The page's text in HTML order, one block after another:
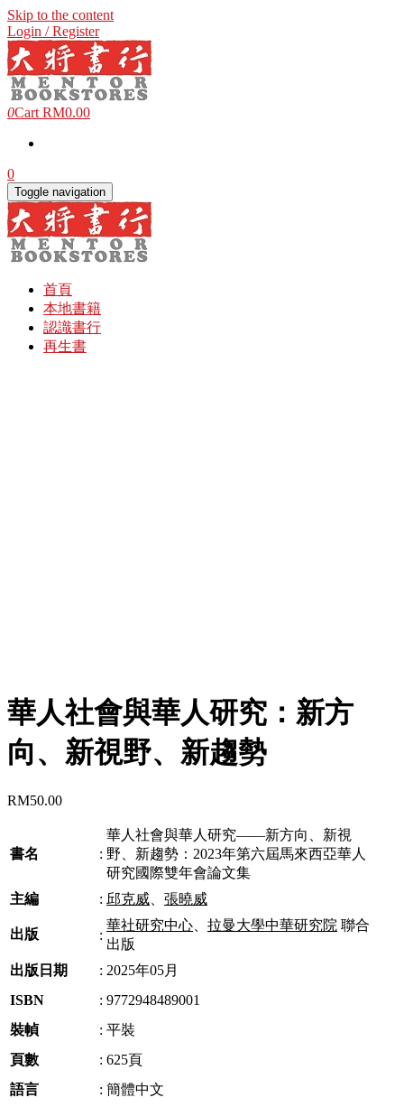
Skip to the content
Login / Register
0Cart RM0.00
0
Toggle navigation
首頁
本地書籍
認識書行
再生書
華人社會與華人研究：新方
向、新視野、新趨勢
RM50.00
書名 :
華人社會與華人研究——新方向、新視
野、新趨勢：2023年第六屆馬來西亞華人
研究國際雙年會論文集
主編
: 邱克威 張曉威
出版 :
華社研究中心 拉曼大學中華研究院 聯合
出版
出版日期
: 2025年05月
ISBN
: 9772948489001
裝幀
: 平裝
頁數
: 625頁
語言
: 簡體中文